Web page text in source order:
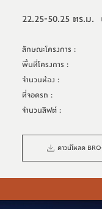
22.25-50.25 ตร.ม.
ลักษณะโครงการ :
พื้นที่โครงการ :
จำนวนห้อง :
ที่จอดรถ :
จำนวนลิฟต์:
ดาวน์โหลด